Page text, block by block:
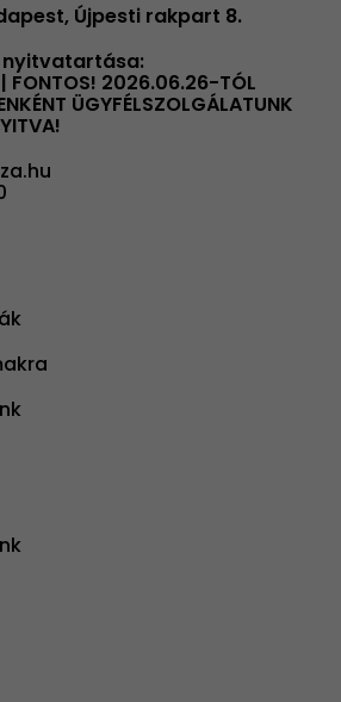
Újpesti rakpart 8.
FONTOS! 2026.06.26-TÓL
ÜGYFÉLSZOLGÁLATUNK